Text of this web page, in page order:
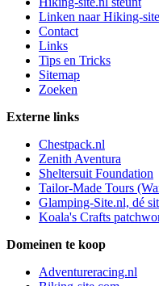
Linken naar Hiking-
Contact
Links
Tips en Tricks
Sitemap
Zoeken
Externe links
Chestpack.nl
Zenith Aventura
Sheltersuit Foundation
Tailor-Made Tours
Glamping-Site.nl, dé
Koala's Crafts
Domeinen te koop
Adventureracing.nl